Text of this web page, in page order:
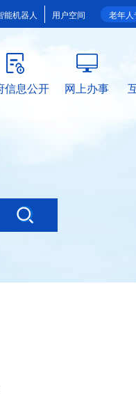
老年人
能机器人 用户空间
信息公开 网上办事